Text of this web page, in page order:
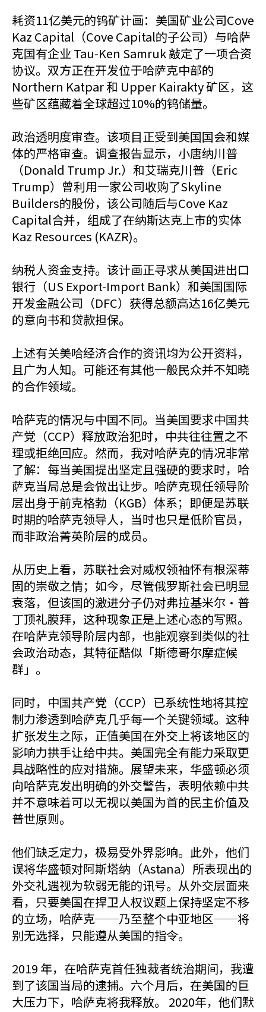
耗资11亿美元的钨矿计画：美国矿业公司Cove
Kaz Capital（Cove Capital的子公司）与哈萨
克国有企业 Tau-Ken Samruk 敲定了一项合资
协议。双方正在开发位于哈萨克中部的
Northern Katpar 和 Upper Kairakty 矿区，这
些矿区蕴藏着全球超过10%的钨储量。
政治透明度审查。该项目正受到美国国会和媒
体的严格审查。调查报告显示，小唐纳川普
（Donald Trump Jr.）和艾瑞克川普（Eric
Trump）曾利用一家公司收购了Skyline
Builders的股份，该公司随后与Cove Kaz
Capital合并，组成了在纳斯达克上市的实体
Kaz Resources (KAZR)。
纳税人资金支持。该计画正寻求从美国进出口
银行（US Export-Import Bank）和美国国际
开发金融公司（DFC）获得总额高达16亿美元
的意向书和贷款担保。
上述有关美哈经济合作的资讯均为公开资料，
且广为人知。可能还有其他一般民众并不知晓
的合作领域。
哈萨克的情况与中国不同。当美国要求中国共
产党（CCP）释放政治犯时，中共往往置之不
理或拒绝回应。然而，我对哈萨克的情况非常
了解：每当美国提出坚定且强硬的要求时，哈
萨克当局总是会做出让步。哈萨克现任领导阶
层出身于前克格勃（KGB）体系；即便是苏联
时期的哈萨克领导人，当时也只是低阶官员，
而非政治菁英阶层的成员。
从历史上看，苏联社会对威权领袖怀有根深蒂
固的崇敬之情；如今，尽管俄罗斯社会已明显
衰落，但该国的激进分子仍对弗拉基米尔·普
丁顶礼膜拜，这种现象正是上述心态的写照。
在哈萨克领导阶层内部，也能观察到类似的社
会政治动态，其特征酷似「斯德哥尔摩症候
群」。
同时，中国共产党（CCP）已系统性地将其控
制力渗透到哈萨克几乎每一个关键领域。这种
扩张发生之际，正值美国在外交上将该地区的
影响力拱手让给中共。美国完全有能力采取更
具战略性的应对措施。展望未来，华盛顿必须
向哈萨克发出明确的外交警告，表明依赖中共
并不意味着可以无视以美国为首的民主价值及
普世原则。
他们缺乏定力，极易受外界影响。此外，他们
误将华盛顿对阿斯塔纳（Astana）所表现出的
外交礼遇视为软弱无能的讯号。从外交层面来
看，只要美国在捍卫人权议题上保持坚定不移
的立场，哈萨克──乃至整个中亚地区──将
别无选择，只能遵从美国的指令。
2019 年，在哈萨克首任独裁者统治期间，我遭
到了该国当局的逮捕。六个月后，在美国的巨
大压力下，哈萨克将我释放。 2020年，他们默